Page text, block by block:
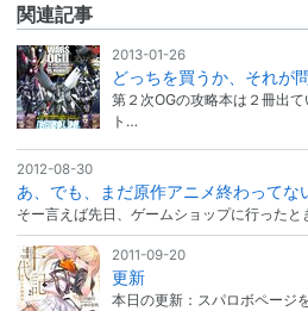
関連記事
2013-01-26
どっちを買うか、それが
第２次OGの攻略本は２冊出
ト…
2012-08-30
あ、でも、まだ原作アニメ終わってな
そー言えば先日、ゲームショップに行った
2011-09-20
更新
本日の更新：スパロボページ